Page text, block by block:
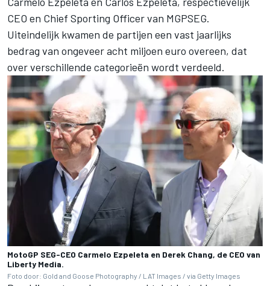
CEO en Chief Sporting Officer van MGPSEG.
Uiteindelijk kwamen de partijen een vast jaarlijks
bedrag van ongeveer acht miljoen euro overeen, dat
over verschillende categorieën wordt verdeeld.
MotoGP SEG-CEO Carmelo Ezpeleta en Derek Chang, de CEO van
Liberty Media.
Foto door: Gold and Goose Photography / LAT Images / via Getty Images